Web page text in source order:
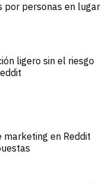
por personas en lugar
ligero sin el riesgo
en Reddit